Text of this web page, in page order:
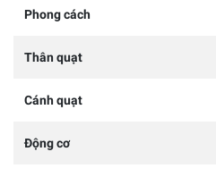
Phong cách
Thân quạt
Cánh quạt
Động cơ